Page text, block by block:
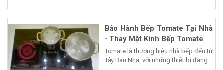
Bảo Hành Bếp Tomate Tại Nhà
- Thay Mặt Kính Bếp Tomate
Tomate là thương hiệu nhà bếp đến từ
Tây Ban Nha, với những thiết bị đang...